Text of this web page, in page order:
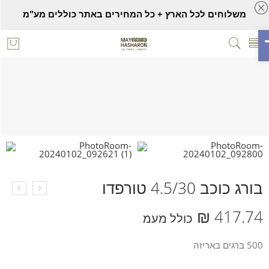
סרגל נגישות
משלוחים לכל הארץ + כל המחירים באתר כוללים מע"מ
בורג כוכב 4.5/30 טורפדו
417.74
₪ כולל מעמ
500 ברגים באריזה